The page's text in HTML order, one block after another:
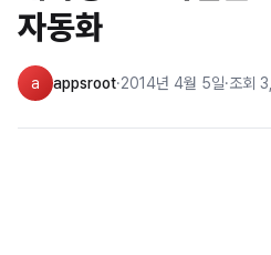
자동화
a appsroot·2014년 4월 5일·조회